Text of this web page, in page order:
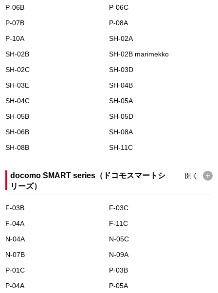
P-06B
P-06C
P-07B
P-08A
P-10A
SH-02A
SH-02B
SH-02B marimekko
SH-02C
SH-03D
SH-03E
SH-04B
SH-04C
SH-05A
SH-05B
SH-05D
SH-06B
SH-08A
SH-08B
SH-11C
docomo SMART series（ドコモスマートシ
リーズ）
開く
F-03B
F-03C
F-04A
F-11C
N-04A
N-05C
N-07B
N-09A
P-01C
P-03B
P-04A
P-05A